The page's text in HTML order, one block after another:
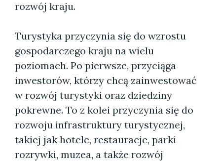
rozwój kraju.
Turystyka przyczynia się do wzrostu
gospodarczego kraju na wielu
poziomach. Po pierwsze, przyciąga
inwestorów, którzy chcą zainwestować
w rozwój turystyki oraz dziedziny
pokrewne. To z kolei przyczynia się do
rozwoju infrastruktury turystycznej,
takiej jak hotele, restauracje, parki
rozrywki, muzea, a także rozwój